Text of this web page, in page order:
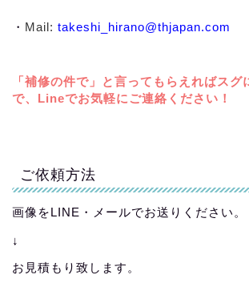
・ Mail: takeshi_hirano@thjapan.com
「補修の件で」と言ってもらえればスグ
で、Lineでお気軽にご連絡ください！
ご依頼方法
画像をLINE・メールでお送りください。
↓
お見積もり致します。